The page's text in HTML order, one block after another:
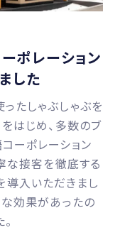
ポレーション
した
たしゃぶしゃぶを
はじめ、多数のブ
ーポレーション
な接客を徹底する
導入いただきまし
な効果があったの